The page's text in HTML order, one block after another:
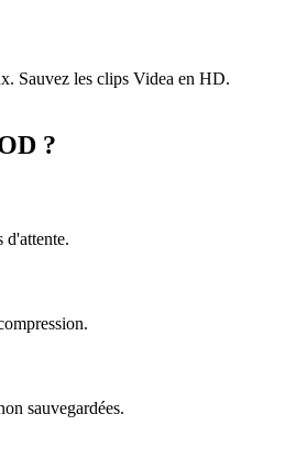
Sauvez les clips Videa en HD.
?
d'attente.
sauvegardées.